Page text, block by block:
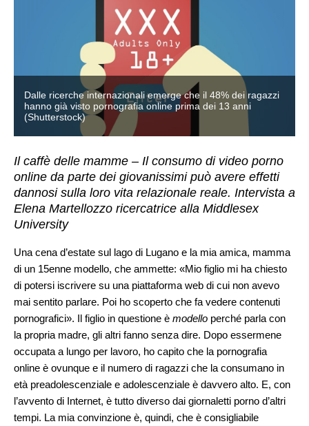
Dalle ricerche internazionali emerge che il 48% dei ragazzi
hanno già visto pornografia online prima dei 13 anni
(Shutterstock)
Il caffè delle mamme – Il consumo di video porno
online da parte dei giovanissimi può avere effetti
dannosi sulla loro vita relazionale reale. Intervista a
Elena Martellozzo ricercatrice alla Middlesex
University
Una cena d’estate sul lago di Lugano e la mia amica, mamma
di un 15enne modello, che ammette: «Mio figlio mi ha chiesto
di potersi iscrivere su una piattaforma web di cui non avevo
mai sentito parlare. Poi ho scoperto che fa vedere contenuti
pornografici». Il figlio in questione è modello perché parla con
la propria madre, gli altri fanno senza dire. Dopo essermene
occupata a lungo per lavoro, ho capito che la pornografia
online è ovunque e il numero di ragazzi che la consumano in
età preadolescenziale e adolescenziale è davvero alto. E, con
l’avvento di Internet, è tutto diverso dai giornaletti porno d’altri
tempi. La mia convinzione è, quindi, che è consigliabile